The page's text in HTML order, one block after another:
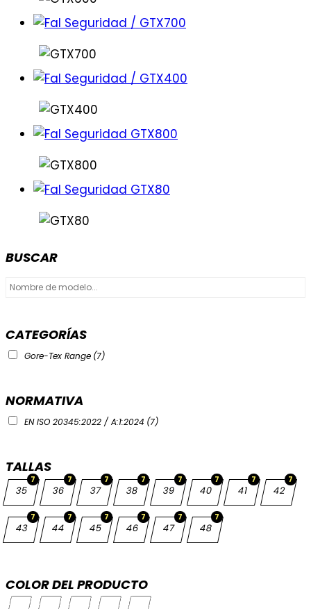
BUSCAR
CATEGORÍAS
Gore-Tex Range (7)
NORMATIVA
EN ISO 20345:2022 / A:1:2024 (7)
TALLAS
7
35
7
36
7
37
7
38
7
39
7
40
7
41
7
42
7
43
7
44
7
45
7
46
7
47
7
48
COLOR DEL PRODUCTO